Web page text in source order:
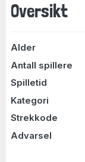
Oversikt
Alder
Antall spillere
Spilletid
Kategori
Strekkode
Advarsel